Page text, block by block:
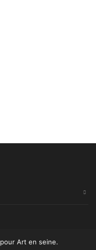
pour Art en seine.